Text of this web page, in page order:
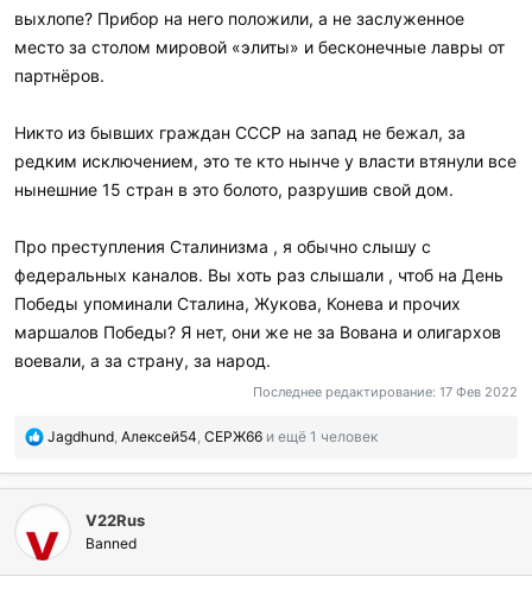
выхлопе? Прибор на него положили, а не заслуженное
место за столом мировой «элиты» и бесконечные лавры от
партнёров.
Никто из бывших граждан СССР на запад не бежал, за
редким исключением, это те кто нынче у власти втянули все
нынешние 15 стран в это болото, разрушив свой дом.
Про преступления Сталинизма , я обычно слышу с
федеральных каналов. Вы хоть раз слышали , чтоб на День
Победы упоминали Сталина, Жукова, Конева и прочих
маршалов Победы? Я нет, они же не за Вована и олигархов
воевали, а за страну, за народ.
Последнее редактирование: 17 Фев 2022
П
б
г
о
Jagdhund Алексей54 СЕРЖ66 и ещё 1 человек
V22Rus
Banned